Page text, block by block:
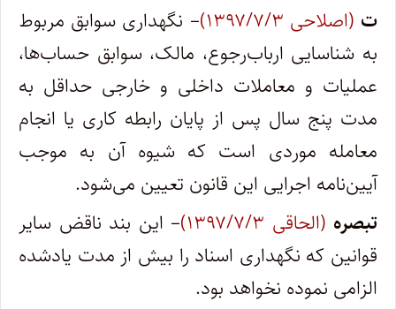
ت (اصلاحی ۱۳۹۷/۷/۳)
– نگهداری سوابق مربوط
به شناسایی ارباب‌رجوع، مالک، سوابق حساب‌ها،
عملیات و معاملات داخلی و خارجی حداقل به
مدت پنج سال پس از پایان رابطه کاری یا انجام
معامله موردی است که شیوه آن به موجب
آیین‌نامه اجرایی این قانون تعیین می‌شود.
تبصره (الحاقی ۱۳۹۷/۷/۳)
– این بند ناقض سایر
قوانین که نگهداری اسناد را بیش از مدت یادشده
الزامی نموده نخواهد بود.